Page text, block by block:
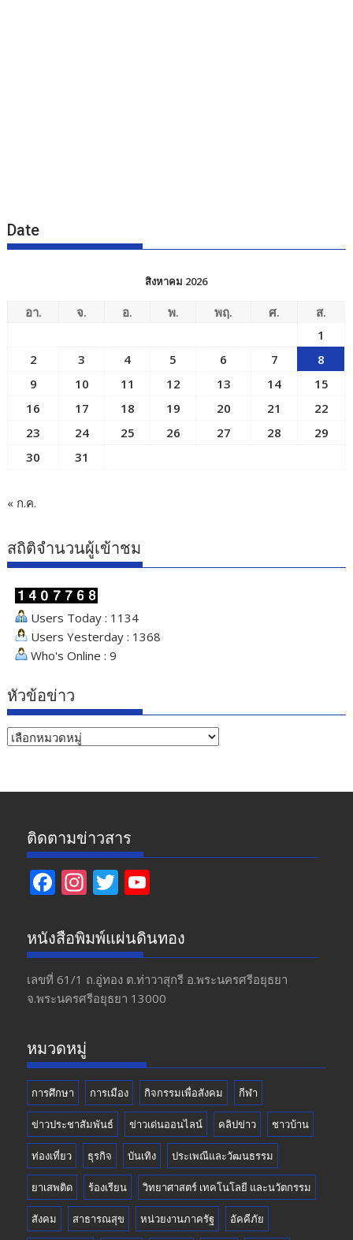
Date
สิงหาคม 2026
อา. จ. อ. พ. พฤ. ศ.
ส.
1
2
3 4 5 6 7
8
9
10 11 12 13 14
15
16
17 18 19 20 21
22
23
24 25 26 27 28
29
30
31
« ก.ค.
สถิติจำนวนผู้เข้าชม
Users Today : 1134
Users Yesterday : 1368
Who's Online : 9
หัวข้อข่าว
หัวข้อ
ติดตามข่าวสาร
F
e
b
o
o
In
a
gr
a
m
T
itt
er
u
T
u
b
หนังสือพิมพ์แผ่นดินทอง
เลขที่ 61/1 ถ.อู่ทอง​ ต.​ท่าวาสุกรี​ อ.พระนครศรีอยุธยา​
จ.พระนครศรีอยุธยา 13000
หมวดหมู่
การศึกษา การเมือง กิจกรรมเพื่อสังคม กีฬา
ข่าวประชาสัมพันธ์ ข่าวเด่นออนไลน์ คลิปข่าว ชาวบ้าน
ท่องเที่ยว ธุรกิจ บันเทิง ประเพณีและวัฒนธรรม
ยาเสพติด ร้องเรียน วิทยาศาสตร์ เทคโนโลยี และนวัตกรรม
สังคม สาธารณสุข หน่วยงานภาครัฐ อัคคีภัย